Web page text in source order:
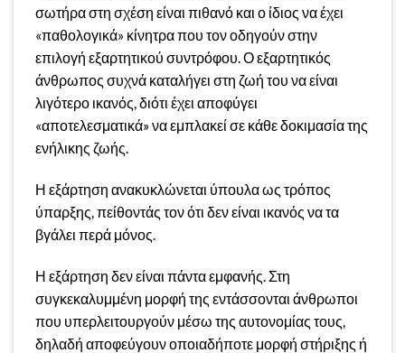
σωτήρα στη σχέση είναι πιθανό και ο ίδιος να έχει
«παθολογικά» κίνητρα που τον οδηγούν στην
επιλογή εξαρτητικού συντρόφου. Ο εξαρτητικός
άνθρωπος συχνά καταλήγει στη ζωή του να είναι
λιγότερο ικανός, διότι έχει αποφύγει
«αποτελεσματικά» να εμπλακεί σε κάθε δοκιμασία της
ενήλικης ζωής.
Η εξάρτηση ανακυκλώνεται ύπουλα ως τρόπος
ύπαρξης, πείθοντάς τον ότι δεν είναι ικανός να τα
βγάλει περά μόνος.
Η εξάρτηση δεν είναι πάντα εμφανής. Στη
συγκεκαλυμμένη μορφή της εντάσσονται άνθρωποι
που υπερλειτουργούν μέσω της αυτονομίας τους,
δηλαδή αποφεύγουν οποιαδήποτε μορφή στήριξης ή